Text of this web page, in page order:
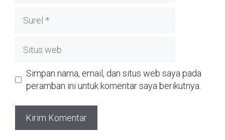
web
Simpan nama, email, dan situs web saya pada
peramban ini untuk komentar saya berikutnya.